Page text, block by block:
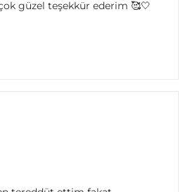
güzel teşekkür ederim 🥰🤍